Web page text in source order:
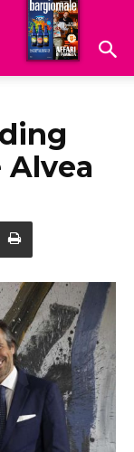
Hoteldomani
Alvea